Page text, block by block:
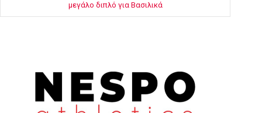
μεγάλο διπλό για Βασιλικά